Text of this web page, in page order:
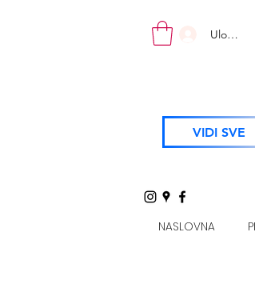
Uloguj se
VIDI SVE
NASLOVNA